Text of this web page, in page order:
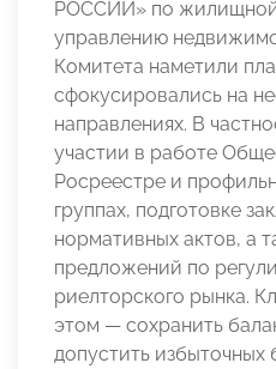
РОССИИ» по жилищной
управлению
Комитета наметили
сфокусировались на
направлениях. В
участии в работе
Росреестре и
группах, подготовке
нормативных актов, а
предложений по
риелторского рынка.
этом — сохранить
допустить избыточных